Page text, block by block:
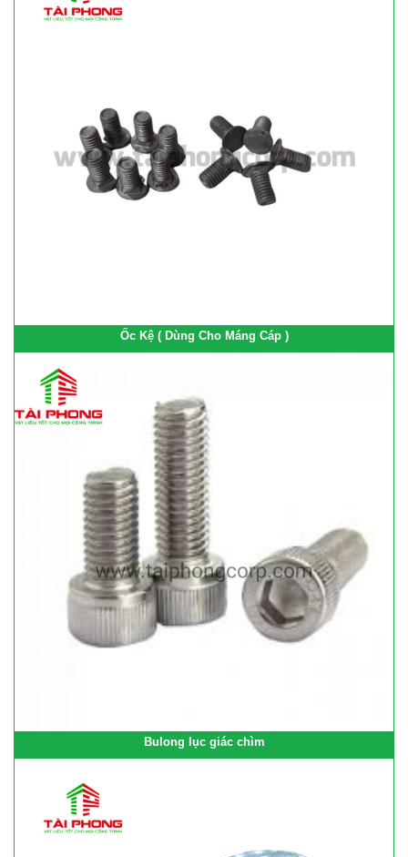
Ốc Kệ ( Dùng Cho Máng Cáp )
Bulong lục giác chìm